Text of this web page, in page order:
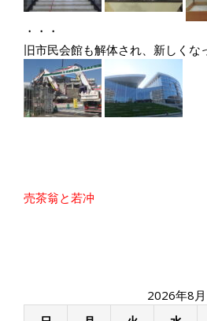
・・・
旧市民会館も解体され、新しくな
投
シ
売茶翁と若冲
2026年8月